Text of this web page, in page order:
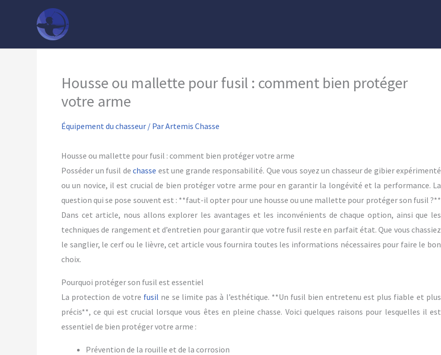
Housse ou mallette pour fusil : comment bien protéger
votre arme
Équipement du chasseur / ParArtemis Chasse
Housse ou mallette pour fusil : comment bien protéger votre arme
Posséder un fusil de chasse est une grande responsabilité. Que vous soyez un chasseur de gibier expérimenté
ou un novice, il est crucial de bien protéger votre arme pour en garantir la longévité et la performance. La
question qui se pose souvent est : **faut-il opter pour une housse ou une mallette pour protéger son fusil ?**
Dans cet article, nous allons explorer les avantages et les inconvénients de chaque option, ainsi que les
techniques de rangement et d’entretien pour garantir que votre fusil reste en parfait état. Que vous chassiez
le sanglier, le cerf ou le lièvre, cet article vous fournira toutes les informations nécessaires pour faire le bon
choix.
Pourquoi protéger son fusil est essentiel
La protection de votre fusil ne se limite pas à l’esthétique. **Un fusil bien entretenu est plus fiable et plus
précis**, ce qui est crucial lorsque vous êtes en pleine chasse. Voici quelques raisons pour lesquelles il est
essentiel de bien protéger votre arme :
Prévention de la rouille et de la corrosion